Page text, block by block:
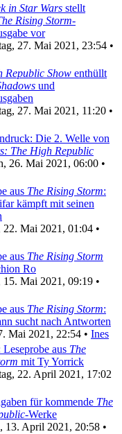
in Star Wars stellt
Rising Storm-
vor
27. Mai 2021, 23:54 •
Republic Show enthüllt
und
27. Mai 2021, 11:20 •
Die 2. Welle von
The High Republic
26. Mai 2021, 06:00 •
aus The Rising Storm:
kämpft mit seinen
22. Mai 2021, 01:04 •
aus The Rising Storm
Ro
15. Mai 2021, 09:19 •
aus The Rising Storm:
sucht nach Antworten
Mai 2021, 22:54 • Ines
aus The
mit Ty Yorrick
22. April 2021, 17:02
für kommende The
-Werke
13. April 2021, 20:58 •